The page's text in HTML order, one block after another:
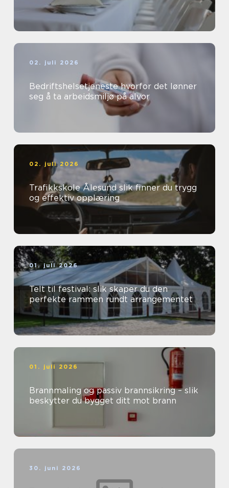
02. juli 2026
Bedriftshelsetjeneste hvorfor det lønner
seg å ta arbeidsmiljø på alvor
02. juli 2026
Trafikkskole Ålesund slik finner du trygg
og effektiv opplæring
01. juli 2026
Telt til festival: slik skaper du den
perfekte rammen rundt arrangementet
01. juli 2026
Brannmaling og passiv brannsikring – slik
beskytter du bygget ditt mot brann
30. juni 2026